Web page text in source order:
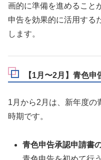
画的に準備を進めること
申告を効果的に活用する
します。
【1月〜2月】青色
1月から2月は、新年度の
時期です。
青色申告承認申請書